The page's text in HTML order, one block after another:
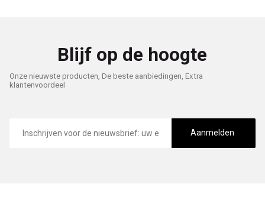
Blijf op de hoogte
Onze nieuwste producten, De beste aanbiedingen, Extra
klantenvoordeel
mailadres
Aanmelden